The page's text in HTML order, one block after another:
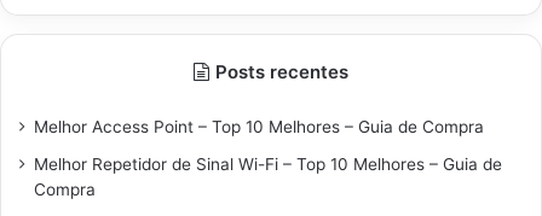
Posts recentes
Melhor Access Point – Top 10 Melhores – Guia de Compra
Melhor Repetidor de Sinal Wi-Fi – Top 10 Melhores – Guia de
Compra